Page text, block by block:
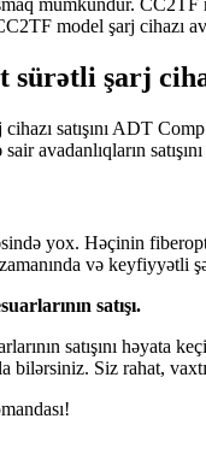
mümkündür.
model şarj cihazı
şarj
satışını ADT
avadanlıqların
yox. Həçinin
zamanında və keyfiyyətli
satışı.
satışını həyata
bilərsiniz. Siz rahat,